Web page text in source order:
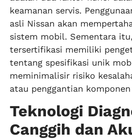
keamanan servis.
asli Nissan akan
sistem mobil. Sementara
tersertifikasi memiliki
tentang spesifikasi unik
meminimalisir risiko
atau penggantian
Teknologi
Canggih dan